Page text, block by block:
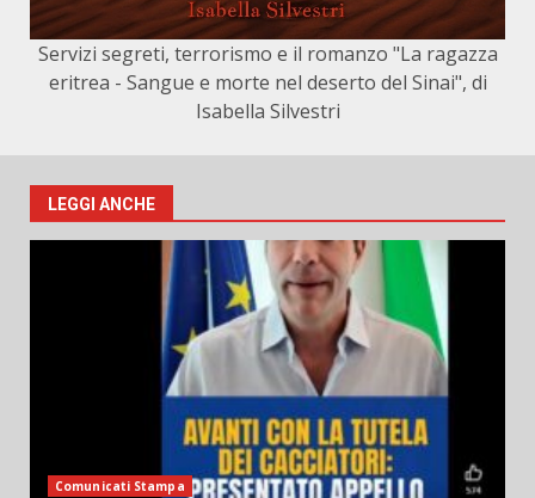
Servizi segreti, terrorismo e il romanzo "La ragazza
eritrea - Sangue e morte nel deserto del Sinai", di
Isabella Silvestri
LEGGI ANCHE
Comunicati Stampa